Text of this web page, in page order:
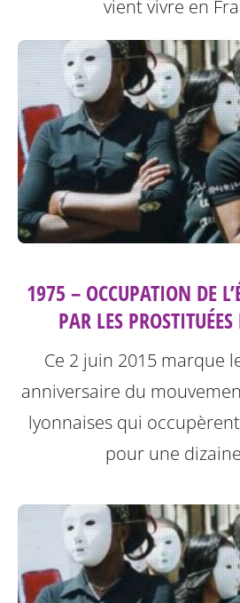
vient vivre en
1975 – OCCUPATION DE
PAR LES
Ce 2 juin 2015 marque
anniversaire du
lyonnaises qui occupèrent
pour une